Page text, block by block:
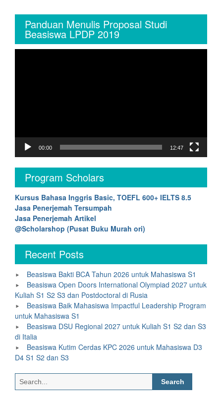
Panduan Menulis Proposal Studi
Beasiswa LPDP 2019
00:00 12:47
Program Scholars
Kursus Bahasa Inggris Basic, TOEFL 600+ IELTS 8.5
Jasa Penerjemah Tersumpah
Jasa Penerjemah Artikel
@Scholarshop (Pusat Buku Murah ori)
Recent Posts
Beasiswa Bakti BCA Tahun 2026 untuk Mahasiswa S1
Beasiswa Open Doors International Olympiad 2027 untuk
Kuliah S1 S2 S3 dan Postdoctoral di Rusia
Beasiswa Baik Mahasiswa Impactful Leadership Program
untuk Mahasiswa S1
Beasiswa DSU Regional 2027 untuk Kuliah S1 S2 dan S3
di Italia
Beasiswa Kutim Cerdas KPC 2026 untuk Mahasiswa D3
D4 S1 S2 dan S3
Search
for: